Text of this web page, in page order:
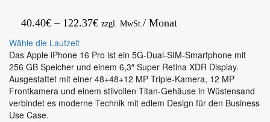
Zusatzstromanschluss
–
USB
C
auf
USB3.0
Verteiler
40.40€ – 122.37€Preisspanne:
bis
122.37€
zzgl. MwSt./ Monat
Wähle die Laufzeit
Das Apple iPhone 16 Pro ist ein 5G-Dual-SIM-Smartphone mit
256 GB Speicher und einem 6,3″ Super Retina XDR Display.
Ausgestattet mit einer 48+48+12 MP Triple-Kamera, 12 MP
Frontkamera und einem stilvollen Titan-Gehäuse in Wüstensand
verbindet es moderne Technik mit edlem Design für den Business
Use Case.